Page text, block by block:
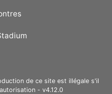
de ce site est illégale s'il
- v4.12.0